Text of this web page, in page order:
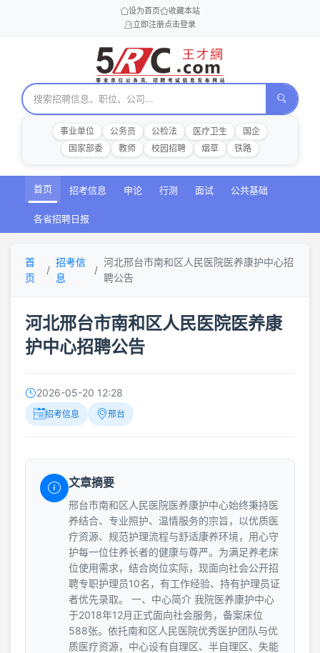
设为首页
收藏本站
立即注册点击登录
事业单位 公务员 公检法 医疗卫生
国企
国家部委
教师 校园招聘 烟草 铁路
首页 招考信息 申论 行测 面试 公共基础
各省招聘日报
首
页
招考信
息
河北邢台市南和区人民医院医养康护中心招
聘公告
河北邢台市南和区人民医院医养康
护中心招聘公告
2026-05-20 12:28
招考信息 邢台
文章摘要
邢台市南和区人民医院医养康护中心始终秉持医
养结合、专业照护、温情服务的宗旨，以优质医
疗资源、规范护理流程与舒适康养环境，用心守
护每一位住养长者的健康与尊严。为满足养老床
位使用需求，结合岗位实际，现面向社会公开招
聘专职护理员10名，有工作经验、持有护理员证
者优先录取。 一、中心简介 我院医养康护中心
于2018年12月正式面向社会服务，备案床位
588张。依托南和区人民医院优秀医护团队与优
质医疗资源，中心设有自理区、半自理区、失能